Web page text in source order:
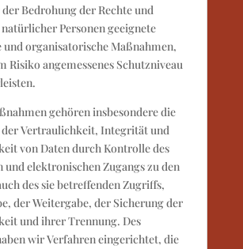
Bedrohung der Rechte und
Personen geeignete
und organisatorische Maßnahmen,
Risiko angemessenes Schutzniveau
gehören insbesondere die
der Vertraulichkeit, Integrität und
von Daten durch Kontrolle des
und elektronischen Zugangs zu den
des sie betreffenden Zugriffs,
der Weitergabe, der Sicherung der
und ihrer Trennung. Des
wir Verfahren eingerichtet, die